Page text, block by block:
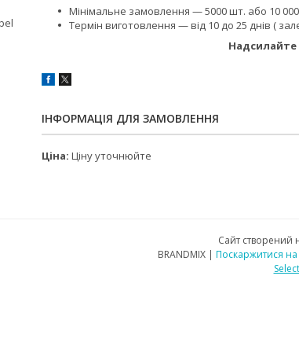
Мінімальне замовлення — 5000 шт. або 10
Термін виготовлення — від 10 до 25 днів (
ІНФОРМАЦІЯ ДЛЯ ЗАМОВЛЕННЯ
Ціна: Ціну уточнюйте
Сайт створений
BRANDMIX | Поскаржитися на